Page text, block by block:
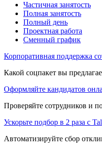
Частичная занятость
Полная занятость
Полный день
Проектная работа
Сменный график
Корпоративная поддержка
Какой соцпакет вы
Оформляйте кандидатов
Проверяйте сотрудников и
Ускорьте подбор в 2 раза с
Автоматизируйте сбор